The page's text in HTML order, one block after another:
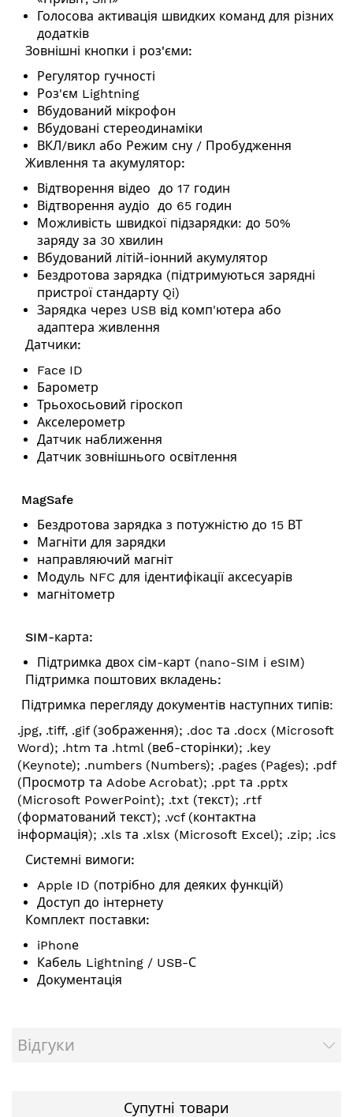
Голосова активація швидких команд для різних
додатків
Зовнішні кнопки і роз'єми:
Регулятор гучності
Роз'єм Lightning
Вбудований мікрофон
Вбудовані стереодинаміки
ВКЛ/викл або Режим сну / Пробудження
Живлення та акумулятор:
Відтворення відео до 17 годин
Відтворення аудіо до 65 годин
Можливість швидкої підзарядки: до 50%
заряду за 30 хвилин
Вбудований літій-іонний акумулятор
Бездротова зарядка (підтримуються зарядні
пристрої стандарту Qi)
Зарядка через USB від комп'ютера або
адаптера живлення
Датчики:
Face ID
Барометр
Трьохосьовий гіроскоп
Акселерометр
Датчик наближення
Датчик зовнішнього освітлення
MagSafe
Бездротова зарядка з потужністю до 15 ВТ
Магніти для зарядки
направляючий магніт
Модуль NFC для ідентифікації аксесуарів
магнітометр
SIM-карта:
Підтримка двох сім-карт (nano-SIM і eSIM)
Підтримка поштових вкладень:
Підтримка перегляду документів наступних типів:
.jpg, .tiff, .gif (зображення); .doc та .docx (Microsoft
Word); .htm та .html (веб-сторінки); .key
(Keynote); .numbers (Numbers); .pages (Pages); .pdf
(Просмотр та Adobe Acrobat); .ppt та .pptx
(Microsoft PowerPoint); .txt (текст); .rtf
(форматований текст); .vcf (контактна
інформація); .xls та .xlsx (Microsoft Excel); .zip; .ics
Системні вимоги:
Apple ID (потрібно для деяких функцій)
Доступ до інтернету
Комплект поставки:
iPhonе
Кабель Lightning / USB-С
Документація
Відгуки
Супутні товари